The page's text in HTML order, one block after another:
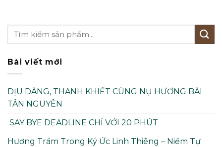
Bài viết mới
DỊU DÀNG, THANH KHIẾT CÙNG NỤ HƯƠNG BÀI
TÂN NGUYÊN
SAY BYE DEADLINE CHỈ VỚI 20 PHÚT
Hương Trầm Trong Ký Ức Linh Thiêng – Niềm Tự